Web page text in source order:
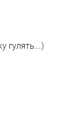
гулять...)